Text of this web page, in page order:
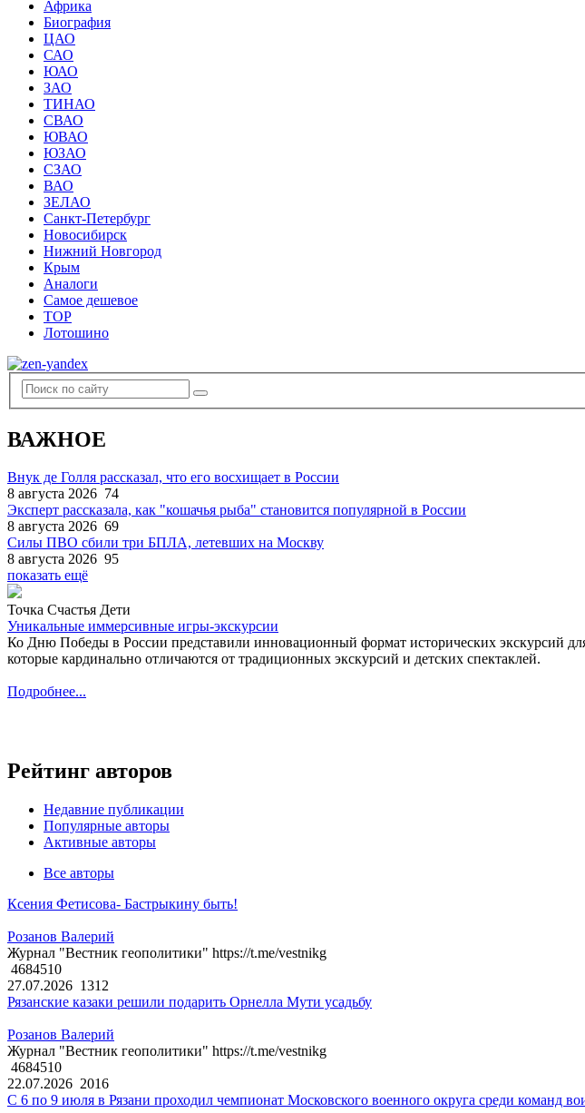
Африка
Биография
ЦАО
САО
ЮАО
ЗАО
ТИНАО
СВАО
ЮВАО
ЮЗАО
СЗАО
ВАО
ЗЕЛАО
Санкт-Петербург
Новосибирск
Нижний Новгород
Крым
Аналоги
Самое дешевое
TOP
Лотошино
ВАЖНОЕ
Внук де Голля рассказал, что его восхищает в России
8 августа 2026 74
Эксперт рассказала, как "кошачья рыба" становится популярной в России
8 августа 2026 69
Силы ПВО сбили три БПЛА, летевших на Москву
8 августа 2026 95
показать ещё
Точка Счастья Дети
Уникальные иммерсивные игры-экскурсии
Ко Дню Победы в России представили инновационный формат исторических
которые кардинально отличаются от традиционных экскурсий и детских спектаклей.
Подробнее...
Рейтинг авторов
Недавние публикации
Популярные авторы
Активные авторы
Все авторы
Ксения Фетисова- Бастрыкину быть!
Розанов Валерий
Журнал "Вестник геополитики" https://t.me/vestnikg
4684510
27.07.2026 1312
Рязанские казаки решили подарить Орнелла Мути усадьбу
Розанов Валерий
Журнал "Вестник геополитики" https://t.me/vestnikg
4684510
22.07.2026 2016
С 6 по 9 июля в Рязани проходил чемпионат Московского военного округа среди команд